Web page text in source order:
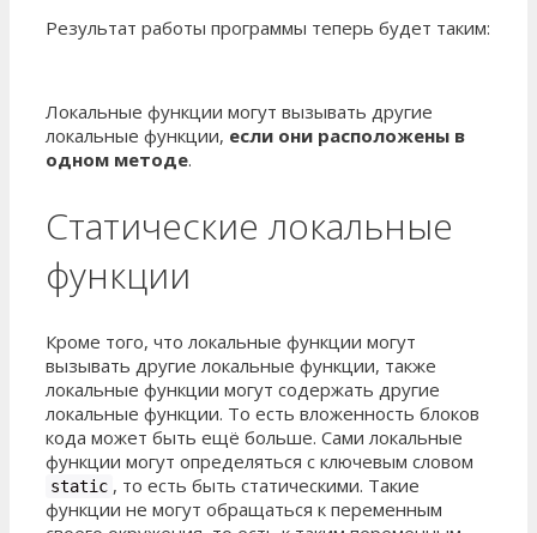
Результат работы программы теперь будет таким:
Локальные функции могут вызывать другие
локальные функции, если они расположены в
одном методе.
Статические локальные
функции
Кроме того, что локальные функции могут
вызывать другие локальные функции, также
локальные функции могут содержать другие
локальные функции. То есть вложенность блоков
кода может быть ещё больше. Сами локальные
функции могут определяться с ключевым словом
static , то есть быть статическими. Такие
функции не могут обращаться к переменным